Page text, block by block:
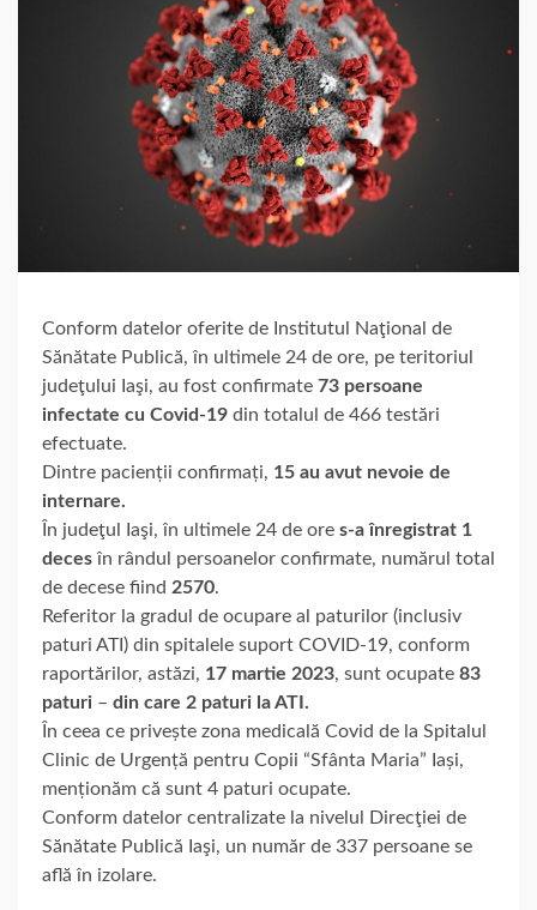
Conform datelor oferite de Institutul Naţional de
Sănătate Publică, în ultimele 24 de ore, pe teritoriul
judeţului Iaşi, au fost confirmate 73 persoane
infectate cu Covid-19 din totalul de 466 testări
efectuate.
Dintre pacienții confirmați, 15 au avut nevoie de
internare.
În judeţul Iaşi, în ultimele 24 de ore s-a înregistrat 1
deces în rândul persoanelor confirmate, numărul total
de decese fiind 2570.
Referitor la gradul de ocupare al paturilor (inclusiv
paturi ATI) din spitalele suport COVID-19, conform
raportărilor, astăzi, 17 martie 2023, sunt ocupate 83
paturi – din care 2 paturi la ATI.
În ceea ce privește zona medicală Covid de la Spitalul
Clinic de Urgență pentru Copii “Sfânta Maria” Iași,
menționăm că sunt 4 paturi ocupate.
Conform datelor centralizate la nivelul Direcţiei de
Sănătate Publică Iaşi, un număr de 337 persoane se
află în izolare.